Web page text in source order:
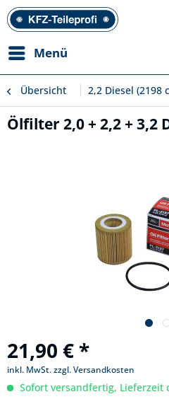
Menü
Übersicht 2,2 Diesel (2198
Ölfilter 2,0 + 2,2 + 3,2
21,90 € *
inkl. MwSt.zzgl. Versandkosten
Sofort versandfertig, Lieferzeit